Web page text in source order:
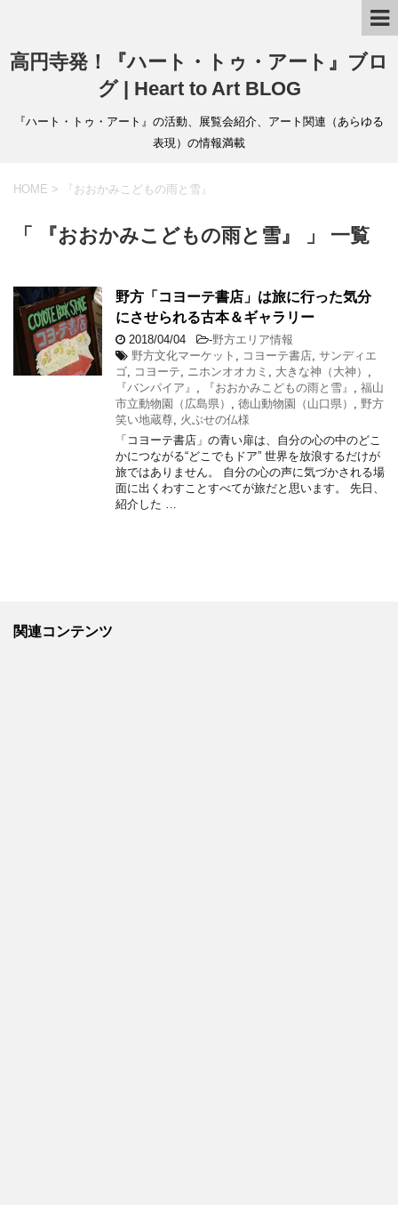
高円寺発！『ハート・トゥ・アート』ブロ
グ | Heart to Art BLOG
『ハート・トゥ・アート』の活動、展覧会紹介、アート関連（あらゆる
表現）の情報満載
HOME > 『おおかみこどもの雨と雪』
「 『おおかみこどもの雨と雪』 」 一覧
野方「コヨーテ書店」は旅に行った気分
にさせられる古本＆ギャラリー
2018/04/04 -野方エリア情報
野方文化マーケット
コヨーテ書店 サンディエ
ゴ
コヨーテ ニホンオオカミ 大きな神（大神）
『バンパイア』
『おおかみこどもの雨と雪』
福山
市立動物園（広島県）
徳山動物園（山口県）
野方
笑い地蔵尊 火ぶせの仏様
「コヨーテ書店」の青い扉は、自分の心の中のどこ
かにつながる“どこでもドア” 世界を放浪するだけが
旅ではありません。 自分の心の声に気づかされる場
面に出くわすことすべてが旅だと思います。 先日、
紹介した …
関連コンテンツ